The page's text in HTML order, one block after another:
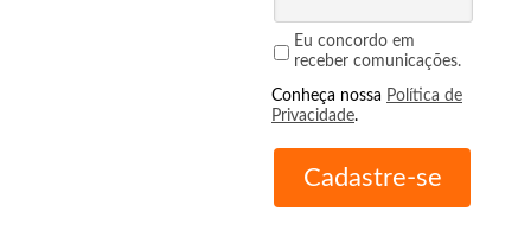
Eu concordo em
receber comunicações.
Conheça nossa Política de
Privacidade.